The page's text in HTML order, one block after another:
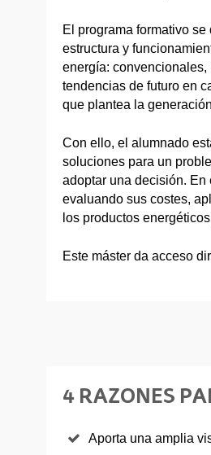
El programa formativo
estructura y
energía:
tendencias de futuro en
que plantea la
Con ello, el alumnado
soluciones para un
adoptar una decisión.
evaluando sus costes,
los productos
Este máster da acceso
4 RAZONES
Aporta una amplia